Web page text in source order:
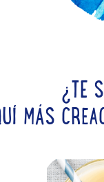
¿TE
MÁS